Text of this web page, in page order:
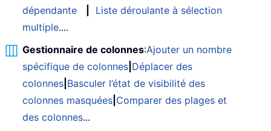
dépendante
Liste déroulante à sélection
multiple....
Gestionnaire de colonnes:Ajouter un nombre
spécifique de colonnes Déplacer des
colonnes Basculer l’état de visibilité des
colonnes masquées Comparer des plages et
des colonnes...